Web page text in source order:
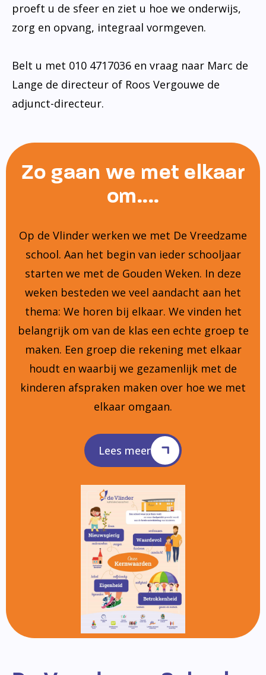
proeft u de sfeer en ziet u hoe we onderwijs,
zorg en opvang, integraal vormgeven.
Belt u met 010 4717036 en vraag naar Marc de
Lange de directeur of Roos Vergouwe de
adjunct-directeur.
Zo gaan we met elkaar
om....
Op de Vlinder werken we met De Vreedzame
school. Aan het begin van ieder schooljaar
starten we met de Gouden Weken. In deze
weken besteden we veel aandacht aan het
thema: We horen bij elkaar. We vinden het
belangrijk om van de klas een echte groep te
maken. Een groep die rekening met elkaar
houdt en waarbij we gezamenlijk met de
kinderen afspraken maken over hoe we met
elkaar omgaan.
Lees meer